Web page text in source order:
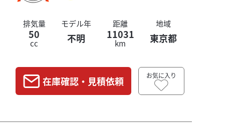
排気量
50
cc
モデル年
不明
距離
11031
km
地域
東京都
在庫確認・見積依頼 お気に入り